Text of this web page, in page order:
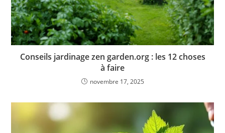
Conseils jardinage zen garden.org : les 12 choses
à faire
novembre 17, 2025